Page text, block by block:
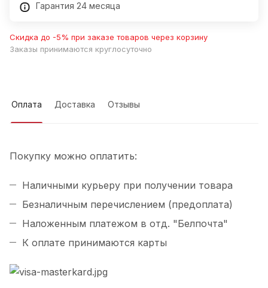
Гарантия 24 месяца
Скидка до -5% при заказе товаров через корзину
Заказы принимаются круглосуточно
Оплата Доставка Отзывы
Покупку можно оплатить:
Наличными курьеру при получении товара
Безналичным перечислением (предоплата)
Наложенным платежом в отд. "Белпочта"
К оплате принимаются карты